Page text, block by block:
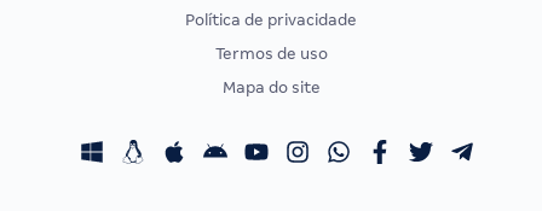
CONCURSOS POR PROFISSÃO
Concursos Fiscais
EXAME DE ORDEM
Calendário OAB
Política de privacidade
Termos de uso
Mapa do site